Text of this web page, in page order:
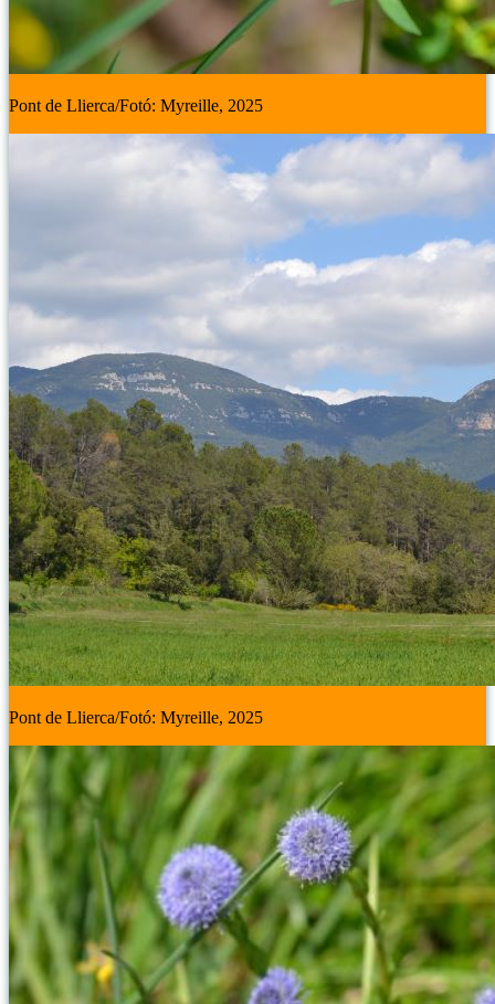
Pont de Llierca/Fotó: Myreille, 2025
Pont de Llierca/Fotó: Myreille, 2025